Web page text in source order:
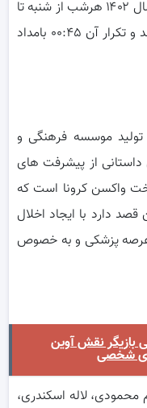
سریال محرمانه از روز جمعه ۷ مهرماه سال ۱۴۰۲ هرشب از شنبه تا
چهارشنبه ساعت ۲۰:۳۰ پخش خواهد شد و تکرار آن ۰۰:۴۵ بامداد
تولید موسسه فرهنگی و
از پیشرفت های
واکسن کرونا است که
دارد با ایجاد اخلال
عرصه پزشکی و به خصوص
بازیگر نقش آوین
شخصی
محمودی، لاله اسکندری،